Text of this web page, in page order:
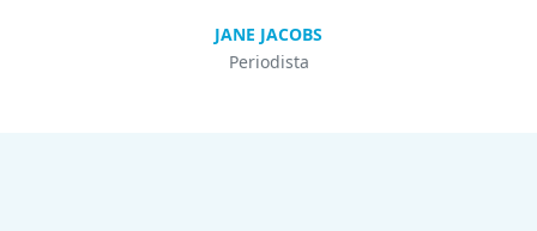
JANE JACOBS
Periodista